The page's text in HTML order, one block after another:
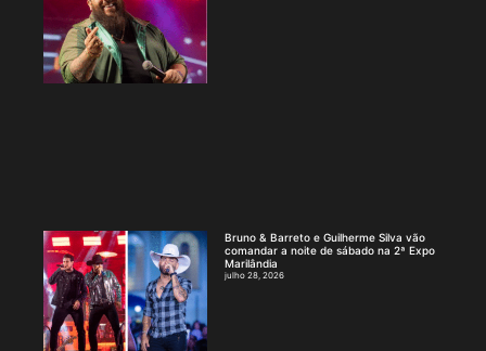
Bruno & Barreto e Guilherme Silva vão
comandar a noite de sábado na 2ª Expo
Marilândia
julho 28, 2026